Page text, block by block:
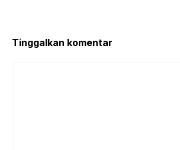
Tinggalkan komentar